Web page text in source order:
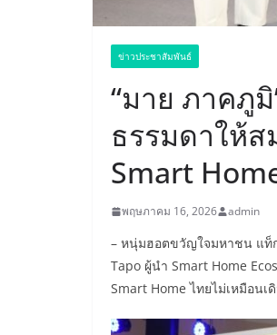
ข่าวประชาสัมพันธ์
“มาย ภาคภู
ธรรมดาให้ส
Smart
พฤษภาคม 16, 2026 admin
– หนุ่มฮอตขวัญใจมหาชน แท็ก
Tapo ผู้นำ Smart Home
Smart Home ไทยไม่เหมือนเ